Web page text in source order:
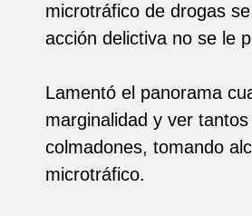
microtráfico de drogas
acción delictiva no se le
Lamentó el panorama
marginalidad y ver
colmadones, tomando
microtráfico.